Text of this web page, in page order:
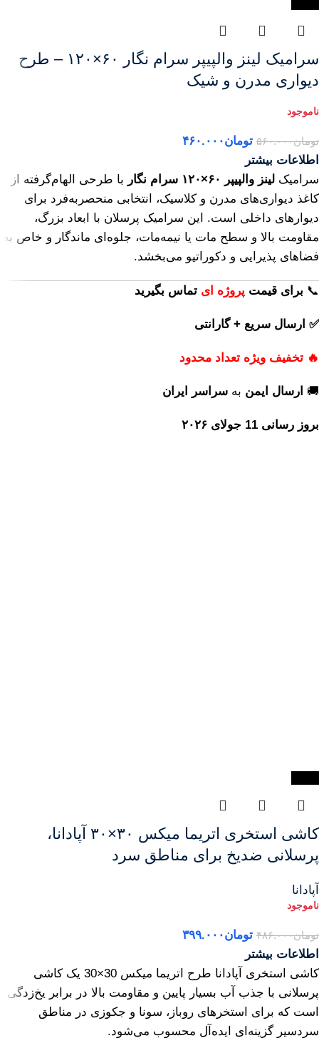
سرامیک لینز والپیپر سرام نگار ۶۰×۱۲۰ – طرح
دیواری مدرن و شیک
تومان۵۶۰.۰۰۰ تومان۴۶۰.۰۰۰
اطلاعات بیشتر
سرامیک لینز والپیپر ۶۰×۱۲۰ سرام نگار
با طرحی الهام‌گرفته از
کاغذ دیواری‌های مدرن و کلاسیک، انتخابی منحصربه‌فرد برای
دیوارهای داخلی است. این سرامیک پرسلان با ابعاد بزرگ،
مقاومت بالا و سطح مات یا نیمه‌مات، جلوه‌ای ماندگار و خاص به
فضاهای پذیرایی و دکوراتیو می‌بخشد.
📞 برای قیمت پروژه ای تماس بگیرید
✅ ارسال سریع + گارانتی
🔥 تخفیف ویژه تعداد محدود
🚚 ارسال ایمن به سراسر ایران
بروز رسانی 11 جولای ۲۰۲۶
کاشی استخری اتریما میکس ۳۰×۳۰ آپادانا،
پرسلانی ضدیخ برای مناطق سرد
آپادانا
تومان۴۸۶.۰۰۰ تومان۳۹۹.۰۰۰
اطلاعات بیشتر
کاشی استخری آپادانا طرح اتریما میکس 30×30 یک کاشی
پرسلانی با جذب آب بسیار پایین و مقاومت بالا در برابر یخ‌زدگی
است که برای استخرهای روباز، سونا و جکوزی در مناطق
سردسیر گزینه‌ای ایده‌آل محسوب می‌شود.